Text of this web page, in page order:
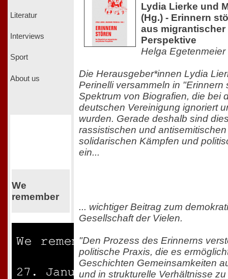
Literatur
Interviews
Sport
About us
We
remember
Lydia Lierke und
(Hg.) - Erinnern
aus
Perspektive
Helga Egetenmeier
Die Herausgeber*innen Lydia
Perinelli versammeln in "Erinnern
Spektrum von Biografien, die bei
deutschen Vereinigung ignoriert
wurden. Gerade deshalb sind
rassistischen und
solidarischen Kämpfen und
ein...
... wichtiger Beitrag zum
Gesellschaft der Vielen.
"Den Prozess des Erinnerns
politische Praxis, die es
Geschichten Gemeinsamkeiten
und in strukturelle Verhältnisse